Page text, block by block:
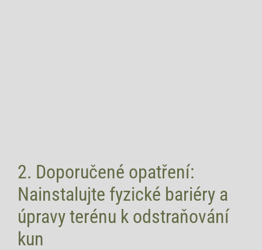
2. Doporučené opatření:
Nainstalujte fyzické bariéry a
úpravy terénu k odstraňování
kun